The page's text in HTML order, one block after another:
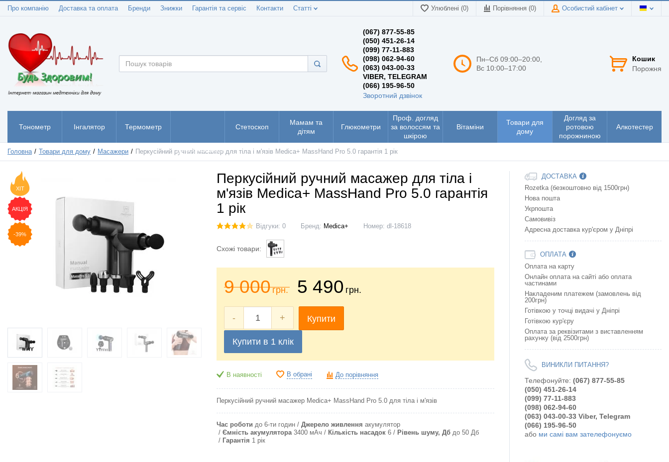
Про компанію Доставка та оплата Бренди Знижки Гарантія та сервіс Контакти Статті Улюблені (0) Порівняння (0) Особистий кабінет
(067) 877-55-85
(050) 451-26-14
(099) 77-11-883
(098) 062-94-60
(063) 043-00-33
VIBER, TELEGRAM
(066) 195-96-50
Зворотний дзвінок
Пн–Сб 09:00–20:00,
Вс 10:00–17:00
Кошик
Порожня
Тонометр Інгалятор Термометр
Пульсоксиметр
Стетоскоп
Мамам та
дітям
Глюкометри
Проф. догляд
за волоссям та
шкірою
Вітаміни
Товари для
дому
Догляд за
ротовою
порожниною
Алкотестер
Головна Товари для дому Масажери Перкусійний ручний масажер для тіла і м'язів Medica+ MassHand Pro 5.0 гарантія 1 рік
ХІТ
АКЦІЯ
-39%
Перкусійний ручний масажер для тіла і
м'язів Medica+ MassHand Pro 5.0 гарантія
1 рік
Відгуки: 0 Бренд: Medica+ Номер: dl-18618
Схожі товари:
9 000грн. 5 490 грн.
- + Купити
Купити в 1 клік
В наявності В обрані До порівняння
Перкусійний ручний масажер Medica+ MassHand Pro 5.0 для тіла і м'язів
Час роботи до 6-ти годин Джерело живлення акумулятор
Ємність акумулятора 3400 мАч Кількість насадок 6 Рівень шуму, Дб до 50 Дб
Гарантія 1 рік
ДОСТАВКА
Rozetka (безкоштовно від 1500грн)
Нова пошта
Укрпошта
Самовивіз
Адресна доставка кур'єром у Дніпрі
ОПЛАТА
Оплата на карту
Онлайн оплата на сайтi або оплата
частинами
Накладеним платежем (замовлень від
200грн)
Готівкою у точці видачі у Дніпрі
Готівкою кур'єру
Оплата за реквізитами з виставленням
рахунку (від 2500грн)
ВИНИКЛИ ПИТАННЯ?
Телефонуйте: (067) 877-55-85
(050) 451-26-14
(099) 77-11-883
(098) 062-94-60
(063) 043-00-33 Viber, Telegram
(066) 195-96-50
або ми самі вам зателефонуємо